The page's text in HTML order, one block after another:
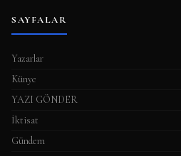
SAYFALAR
Yazarlar
Künye
YAZI GÖNDER
İktisat
Gündem